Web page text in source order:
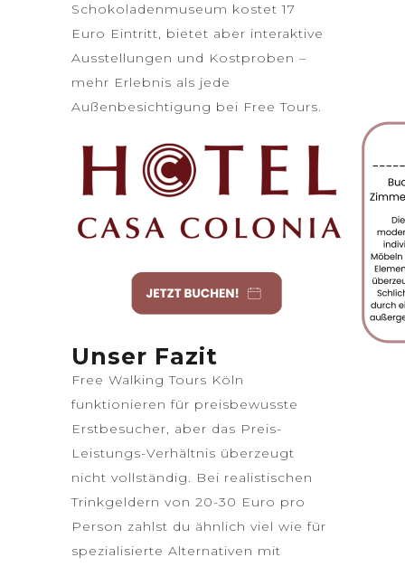
Schokoladenmuseum kostet 17
Euro Eintritt, bietet aber interaktive
Ausstellungen und Kostproben –
mehr Erlebnis als jede
Außenbesichtigung bei Free Tours.
Unser Fazit
Free Walking Tours Köln
funktionieren für preisbewusste
Erstbesucher, aber das Preis-
Leistungs-Verhältnis überzeugt
nicht vollständig. Bei realistischen
Trinkgeldern von 20-30 Euro pro
Person zahlst du ähnlich viel wie für
spezialisierte Alternativen mit